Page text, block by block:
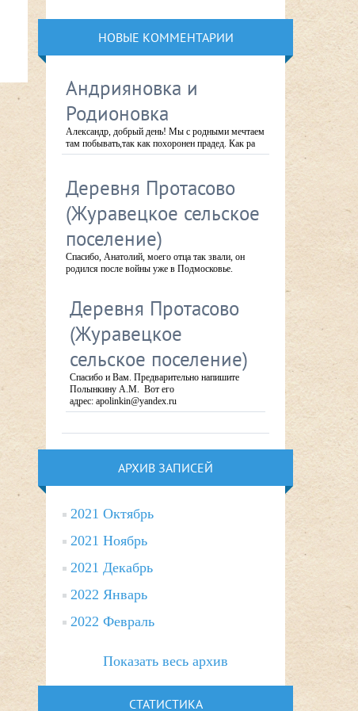
НОВЫЕ КОММЕНТАРИИ
Андрияновка и
Родионовка
Александр, добрый день! Мы с родными мечтаем
там побывать,так как похоронен прадед. Как ра
Деревня Протасово
(Журавецкое сельское
поселение)
Спасибо, Анатолий, моего отца так звали, он
родился после войны уже в Подмосковье.
Деревня Протасово
(Журавецкое
сельское поселение)
Спасибо и Вам. Предварительно напишите
Полынкину А.М. Вот его
адрес: apolinkin@yandex.ru
АРХИВ ЗАПИСЕЙ
2021 Октябрь
2021 Ноябрь
2021 Декабрь
2022 Январь
2022 Февраль
Показать весь архив
СТАТИСТИКА